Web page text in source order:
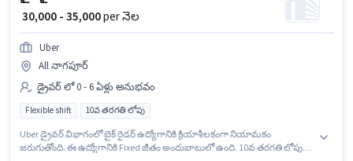
₹ 30,000 - 35,000per నెల
Uber
All నాగపూర్
డ్రైవర్ లో 0 - 6 ఏళ్లు అనుభవం
Flexible shift 10వ తరగతి లోపు
Uber డ్రైవర్ విభాగంలో బైక్ రైడర్ ఉద్యోగానికి క్రియాశీలకంగా నియామకం
జరుగుతోంది. ఈ ఉద్యోగానికి Fixed జీతం అందుబాటులో ఉంది. 10వ తరగతి లోపు